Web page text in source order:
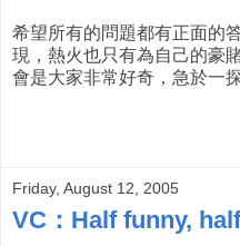
希望所有的問題都有正面的
現，熱火也只有為自己的豪
會是大家非常好奇，急於一
Friday, August 12, 2005
VC：Half funny,